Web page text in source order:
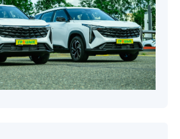
Новости компаний